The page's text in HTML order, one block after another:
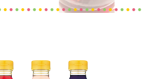
ンミュージアム）